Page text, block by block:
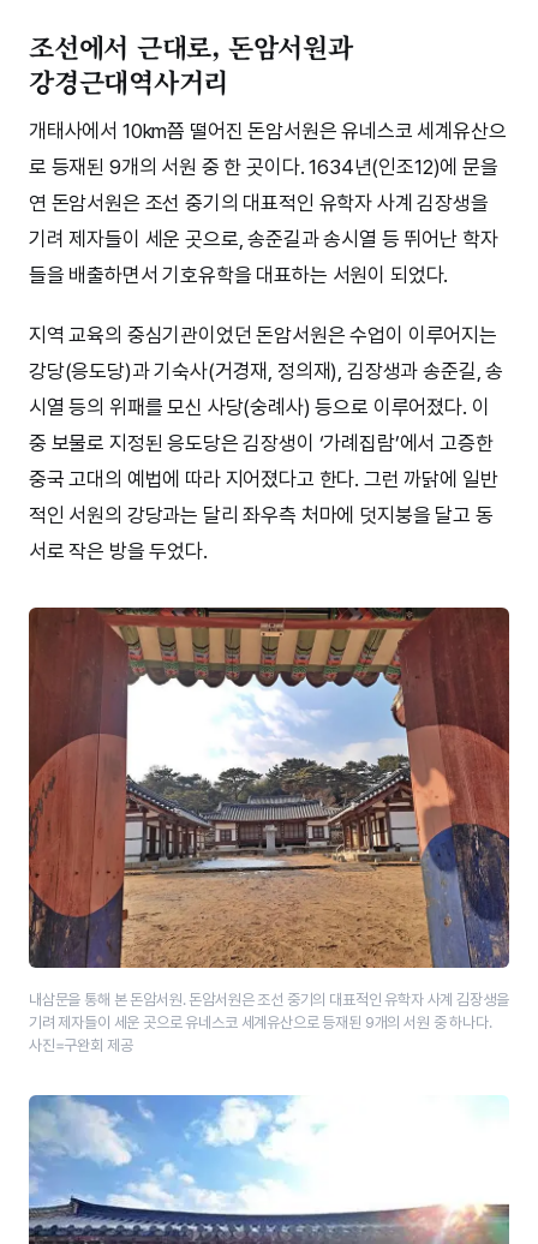
조선에서 근대로, 돈암서원과
강경근대역사거리
개태사에서 10km쯤 떨어진 돈암서원은 유네스코 세계유산으
로 등재된 9개의 서원 중 한 곳이다. 1634년(인조12)에 문을
연 돈암서원은 조선 중기의 대표적인 유학자 사계 김장생을
기려 제자들이 세운 곳으로, 송준길과 송시열 등 뛰어난 학자
들을 배출하면서 기호유학을 대표하는 서원이 되었다.
지역 교육의 중심기관이었던 돈암서원은 수업이 이루어지는
강당(응도당)과 기숙사(거경재, 정의재), 김장생과 송준길, 송
시열 등의 위패를 모신 사당(숭례사) 등으로 이루어졌다. 이
중 보물로 지정된 응도당은 김장생이 ‘가례집람’에서 고증한
중국 고대의 예법에 따라 지어졌다고 한다. 그런 까닭에 일반
적인 서원의 강당과는 달리 좌우측 처마에 덧지붕을 달고 동
서로 작은 방을 두었다.
내삼문을 통해 본 돈암서원. 돈암서원은 조선 중기의 대표적인 유학자 사계 김장생을
기려 제자들이 세운 곳으로 유네스코 세계유산으로 등재된 9개의 서원 중 하나다.
사진=구완회 제공